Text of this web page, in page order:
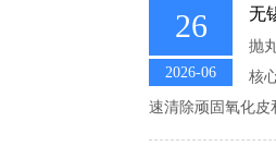
26
2026-06
无
抛
核
速清除顽固氧化皮